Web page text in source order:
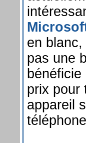
en
pas une
prix pour
appareil